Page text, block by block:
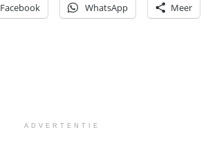
Facebook WhatsApp Meer
ADVERTENTIE